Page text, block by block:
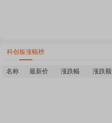
科创板涨幅榜
名称 最新价 涨跌幅 涨跌额